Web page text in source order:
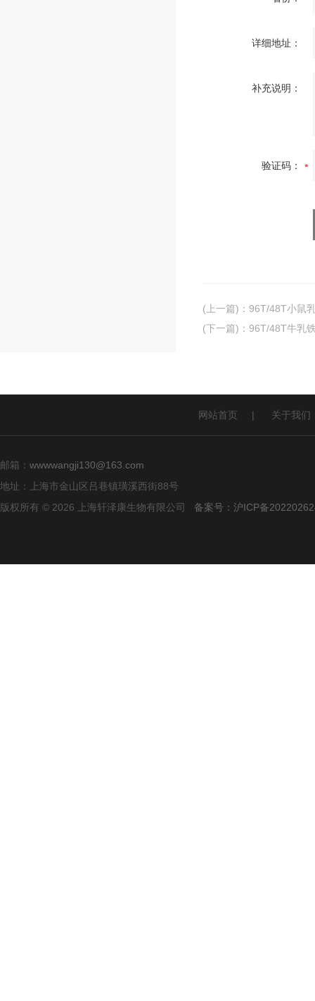
详细地址：
补充说明：
验证码：
(上一篇) ： 96T/48T小鼠
(下一篇) ： 96T/48T牛乳
网站首页 | 关于我们
邮箱： wwwwangji130@163.com
地址：上海市金山区吕巷镇璜溪西街88号
版权所有 © 2026 上海轩泽康生物有限公司 备案号：沪ICP备